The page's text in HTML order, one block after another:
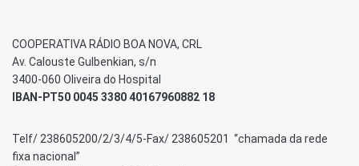
COOPERATIVA RÁDIO BOA NOVA, CRL
Av. Calouste Gulbenkian, s/n
3400-060 Oliveira do Hospital
IBAN-PT50 0045 3380 40167960882 18
Telf/ 238605200/2/3/4/5-Fax/ 238605201 “chamada da rede
fixa nacional”